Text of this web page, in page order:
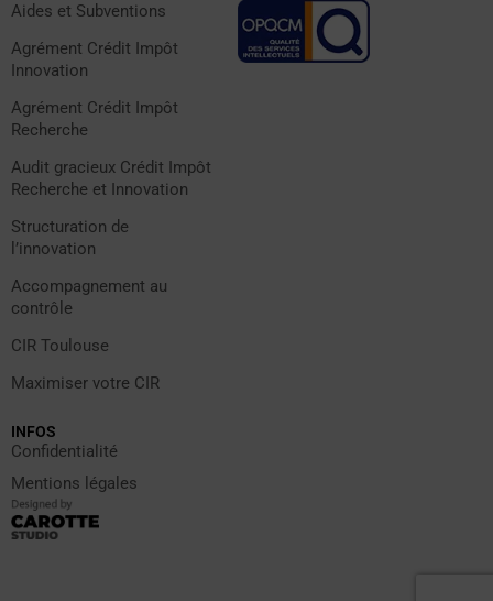
Aides et Subventions
Agrément Crédit Impôt
Innovation
Agrément Crédit Impôt
Recherche
Audit gracieux Crédit Impôt
Recherche et Innovation
Structuration de
l’innovation
Accompagnement au
contrôle
CIR Toulouse
Maximiser votre CIR
INFOS
Confidentialité
Mentions légales